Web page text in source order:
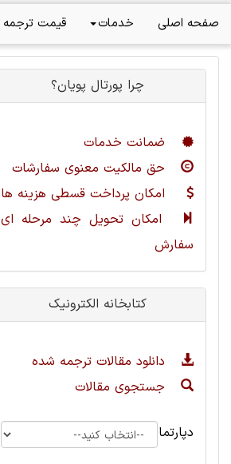
صفحه اصلی خدمات قیمت ترجمه
چرا پورتال پویان؟
ضمانت خدمات
حق مالکیت معنوی سفارشات
امکان پرداخت قسطی هزینه ها
امکان تحویل چند مرحله ای
سفارش
کتابخانه الکترونیک
دانلود مقالات ترجمه شده
جستجوی مقالات
دپارتمان